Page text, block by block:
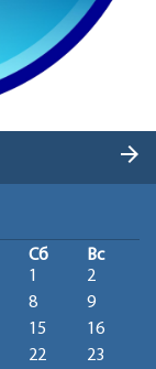
arrow_forward
Сб
Вс
1
2
8
9
15
16
22
23